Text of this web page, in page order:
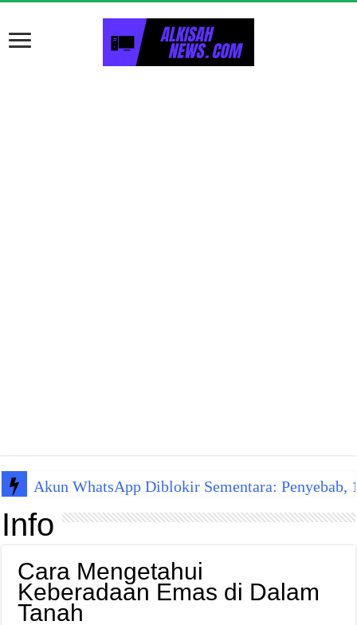
Akun WhatsApp Diblokir Sementara:
Info
Cara Mengetahui
Keberadaan Emas di Dalam
Tanah